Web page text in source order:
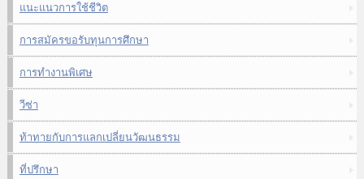
แนะแนวการใช้ชีวิต
การสมัครขอรับทุนการศึกษา
การทำงานพิเศษ
วีซ่า
ท้าทายกับการแลกเปลี่ยนวัฒนธรรม
ที่ปรึกษา